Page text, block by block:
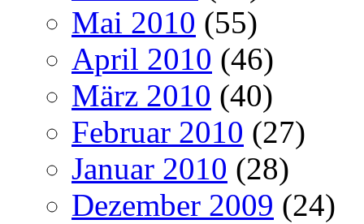
Mai 2010 (55)
April 2010 (46)
März 2010 (40)
Februar 2010 (27)
Januar 2010 (28)
Dezember 2009 (24)